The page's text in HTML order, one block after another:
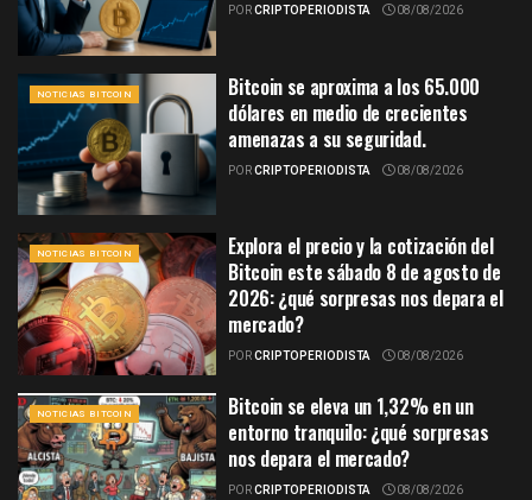
PORCRIPTOPERIODISTA 08/08/2026
NOTICIAS BITCOIN
Bitcoin se aproxima a los 65.000
dólares en medio de crecientes
amenazas a su seguridad.
PORCRIPTOPERIODISTA 08/08/2026
NOTICIAS BITCOIN
Explora el precio y la cotización del
Bitcoin este sábado 8 de agosto de
2026: ¿qué sorpresas nos depara el
mercado?
PORCRIPTOPERIODISTA 08/08/2026
NOTICIAS BITCOIN
Bitcoin se eleva un 1,32% en un
entorno tranquilo: ¿qué sorpresas
nos depara el mercado?
PORCRIPTOPERIODISTA 08/08/2026